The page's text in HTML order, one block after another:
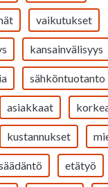
vaikutukset
kansainvälisyys
sähköntuotanto
asiakkaat
kustannukset
etätyö